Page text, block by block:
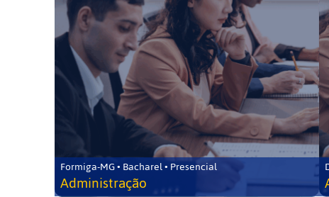
Formiga-MG • Bacharel • Presencial
Administração